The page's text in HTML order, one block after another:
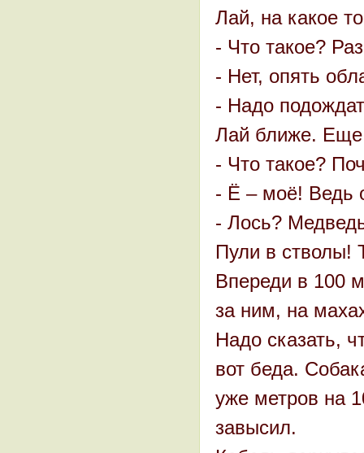
Лай, на какое
- Что такое?
- Нет, опять
- Надо
Лай ближе.
- Что такое?
- Ё – моё! Ведь
- Лось?
Пули в стволы!
Впереди в 100
за ним, на
Надо сказать,
вот беда.
уже метров на
завысил.